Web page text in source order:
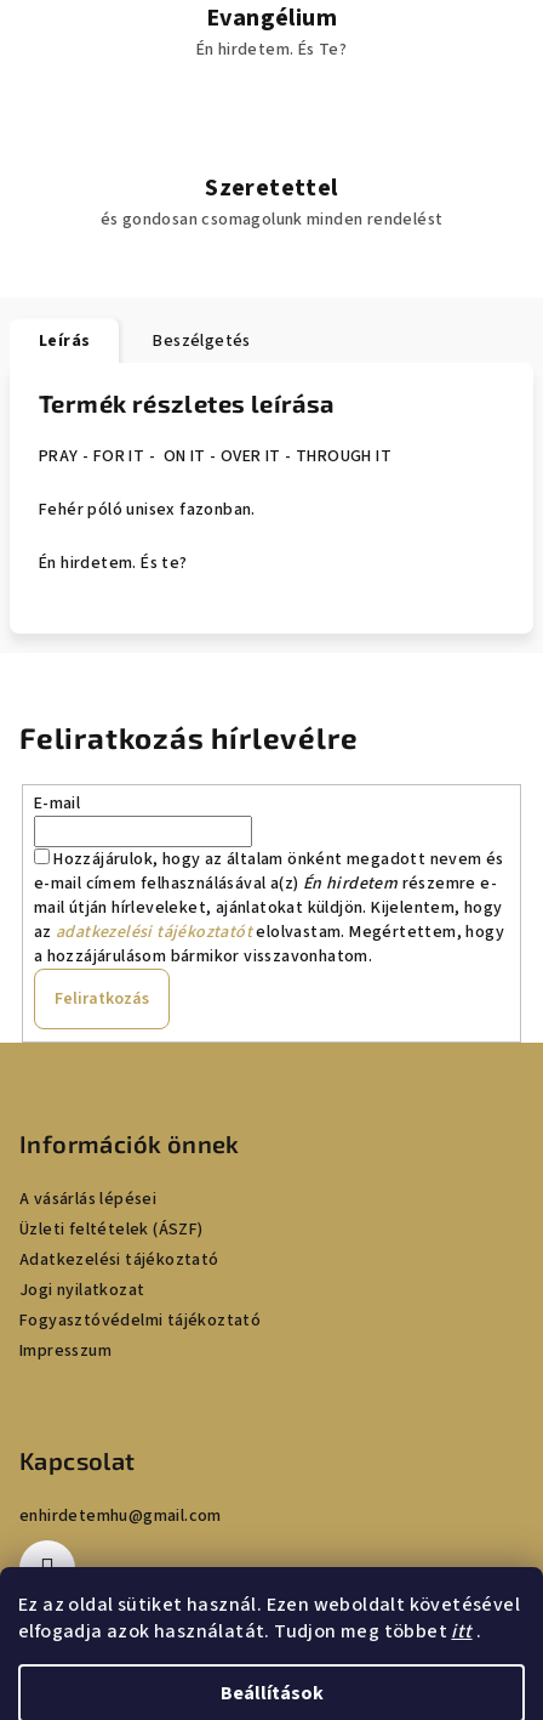
Ez az oldal sütiket használ. Ezen weboldalt követésével
elfogadja azok használatát. Tudjon meg többetitt.
Beállítások
Evangélium
Én hirdetem. És Te?
Szeretettel
és gondosan csomagolunk minden rendelést
Leírás Beszélgetés
Termék részletes leírása
PRAY - FOR IT - ON IT - OVER IT - THROUGH IT
Fehér póló unisex fazonban.
Én hirdetem. És te?
Feliratkozás hírlevélre
E-mail
Hozzájárulok, hogy az általam önként megadott nevem és
e-mail címem felhasználásával a(z) Én hirdetem részemre e-
mail útján hírleveleket, ajánlatokat küldjön. Kijelentem, hogy
az adatkezelési tájékoztatótelolvastam. Megértettem, hogy
a hozzájárulásom bármikor visszavonhatom.
Feliratkozás
Információk önnek
A vásárlás lépései
Üzleti feltételek (ÁSZF)
Adatkezelési tájékoztató
Jogi nyilatkozat
Fogyasztóvédelmi tájékoztató
Impresszum
Kapcsolat
enhirdetemhu@gmail.com